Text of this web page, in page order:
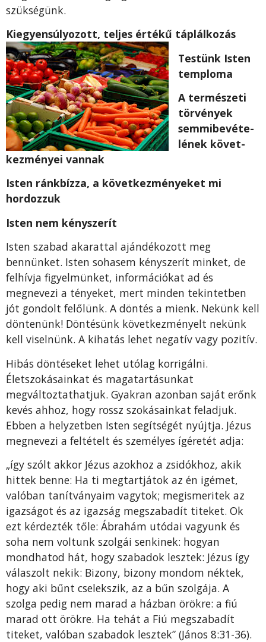
szükségünk.
Kiegyensúlyozott, teljes értékű táplálkozás
Testünk Isten
temploma
A természeti
törvények
semmibevéte­
lének követ­
kezményei vannak
Isten ránkbízza, a következ­ményeket mi
hordozzuk
Isten nem kényszerít
Isten szabad akarattal ajándékozott meg
bennünket. Isten sohasem kényszerít minket, de
felhívja figyelmün­ket, információkat ad és
megnevezi a tényeket, mert minden tekintetben
jót gondolt felőlünk. A döntés a mi­enk. Nekünk kell
döntenünk! Döntésünk következményelt nekünk
kell viselnünk. A kihatás lehet negatív vagy pozitív.
Hibás döntéseket lehet utólag korrigálni.
Életszoká­sainkat és magatartásunkat
megváltoztathatjuk. Gyakran azonban saját erőnk
kevés ahhoz, hogy rossz szokásain­kat feladjuk.
Ebben a helyzetben Isten segítségét nyújtja. Jézus
megnevezi a feltételt és személyes ígéretét adja:
„így szólt akkor Jézus azokhoz a zsidókhoz, akik
hittek benne: Ha ti megtartjátok az én igémet,
valóban tanítvá­nyaim vagytok; megismeritek az
igazságot és az igazság megszabadít titeket. Ok
ezt kérdezték tőle: Ábrahám utódai vagyunk és
soha nem voltunk szolgái senkinek: hogyan
mondhatod hát, hogy szabadok lesztek: Jézus így
válaszolt nekik: Bizony, bizony mondom néktek,
hogy aki bűnt cse­lekszik, az a bűn szolgája. A
szolga pedig nem marad a ház­ban örökre: a fiú
marad ott örökre. Ha tehát a Fiú meg­szabadít
titeket, valóban szabadok lesztek” (János 8:31-36).